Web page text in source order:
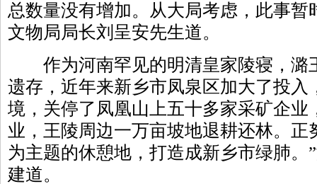
总数量没有增加。从大局考虑，此事暂
文物局局长刘呈安先生道。
作为河南罕见的明清皇家陵寝，潞
遗存，近年来新乡市凤泉区加大了投入
境，关停了凤凰山上五十多家采矿企业
业，王陵周边一万亩坡地退耕还林。正
为主题的休憩地，打造成新乡市绿肺。
建道。